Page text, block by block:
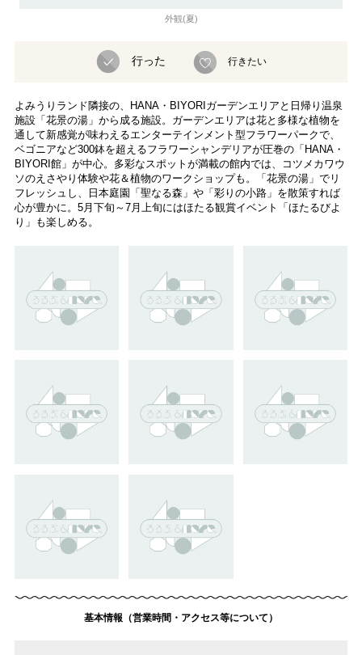
外観(夏)
行った 行きたい
よみうりランド隣接の、HANA・BIYORIガーデンエリアと日帰り温泉
施設「花景の湯」から成る施設。ガーデンエリアは花と多様な植物を
通して新感覚が味わえるエンターテインメント型フラワーパークで、
ベゴニアなど300鉢を超えるフラワーシャンデリアが圧巻の「HANA・
BIYORI館」が中心。多彩なスポットが満載の館内では、コツメカワウ
ソのえさやり体験や花＆植物のワークショップも。「花景の湯」でリ
フレッシュし、日本庭園「聖なる森」や「彩りの小路」を散策すれば
心が豊かに。5月下旬～7月上旬にはほたる観賞イベント「ほたるびよ
り」も楽しめる。
基本情報（営業時間・アクセス等について）